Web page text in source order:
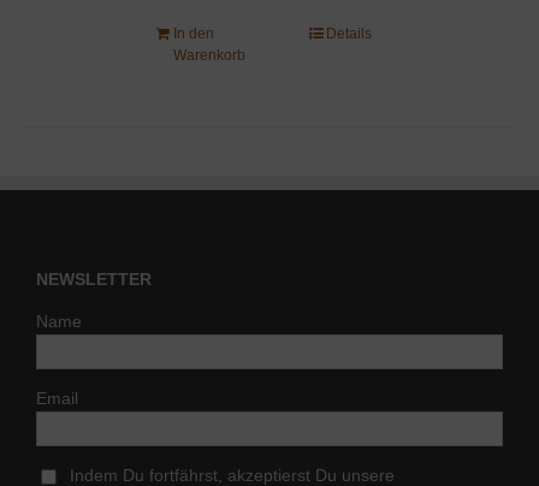
In den
Warenkorb
Details
NEWSLETTER
Name
Email
Indem Du fortfährst, akzeptierst Du unsere